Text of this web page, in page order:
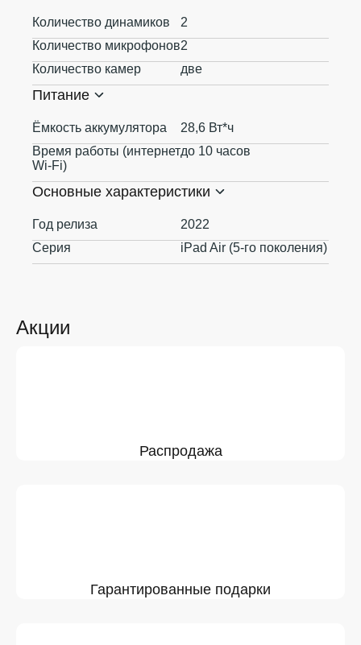
Акции
Распродажа
Гарантированные подарки
Количество динамиков
2
Количество микрофонов2
Количество камер
две
Питание
Ёмкость аккумулятора
28,6 Вт*ч
Время работы (интернет
Wi-Fi)
до 10 часов
Основные характеристики
Год релиза
2022
Серия
iPad Air (5-го поколения)